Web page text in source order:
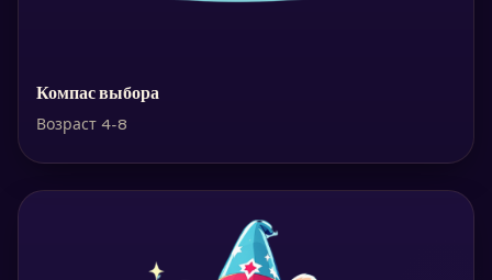
Компас выбора
Возраст 4-8